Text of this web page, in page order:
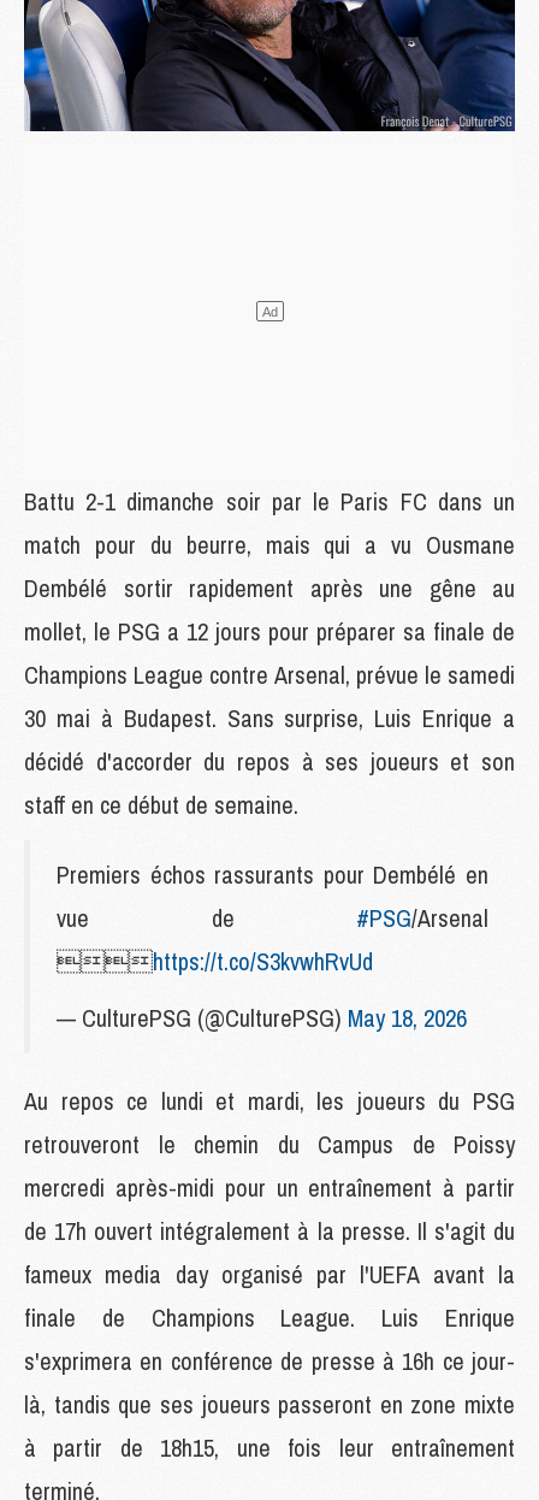
Battu 2-1 dimanche soir par le Paris FC dans un
match pour du beurre, mais qui a vu Ousmane
Dembélé sortir rapidement après une gêne au
mollet, le PSG a 12 jours pour préparer sa finale de
Champions League contre Arsenal, prévue le samedi
30 mai à Budapest. Sans surprise, Luis Enrique a
décidé d'accorder du repos à ses joueurs et son
staff en ce début de semaine.
Premiers échos rassurants pour Dembélé en
vue de #PSG/Arsenal
https://t.co/S3kvwhRvUd
— CulturePSG (@CulturePSG) May 18, 2026
Au repos ce lundi et mardi, les joueurs du PSG
retrouveront le chemin du Campus de Poissy
mercredi après-midi pour un entraînement à partir
de 17h ouvert intégralement à la presse. Il s'agit du
fameux media day organisé par l'UEFA avant la
finale de Champions League. Luis Enrique
s'exprimera en conférence de presse à 16h ce jour-
là, tandis que ses joueurs passeront en zone mixte
à partir de 18h15, une fois leur entraînement
terminé.